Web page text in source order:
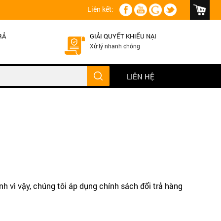
Liên kết:
GIẢI QUYẾT KHIẾU NẠI
Xử lý nhanh chóng
LIÊN HỆ
vì vậy, chúng tôi áp dụng chính sách đổi trả hàng